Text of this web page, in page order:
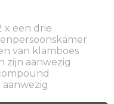
x een drie
van klamboes
zijn aanwezig